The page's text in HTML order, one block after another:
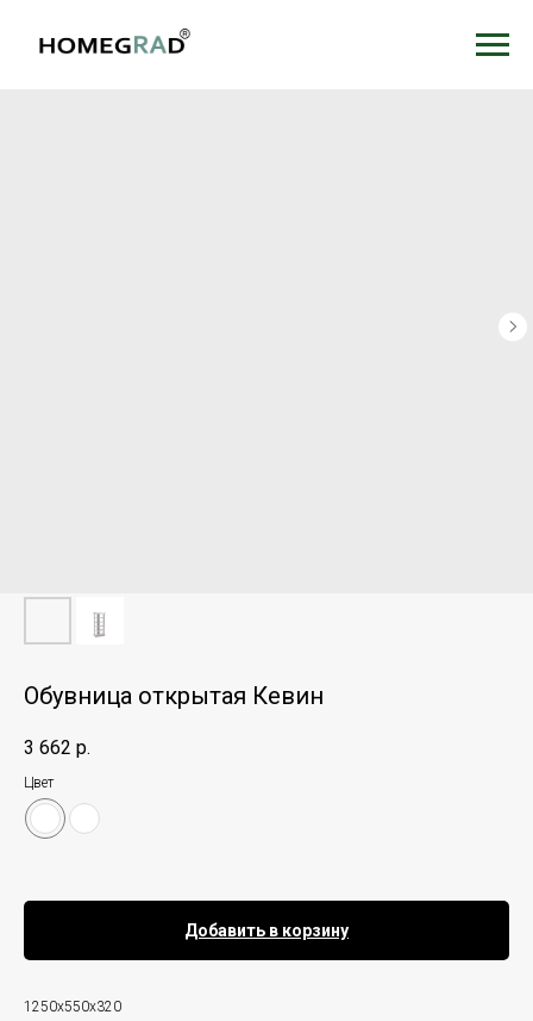
Обувница открытая Кевин
3 662 р.
Цвет
Добавить в корзину
1250х550х320